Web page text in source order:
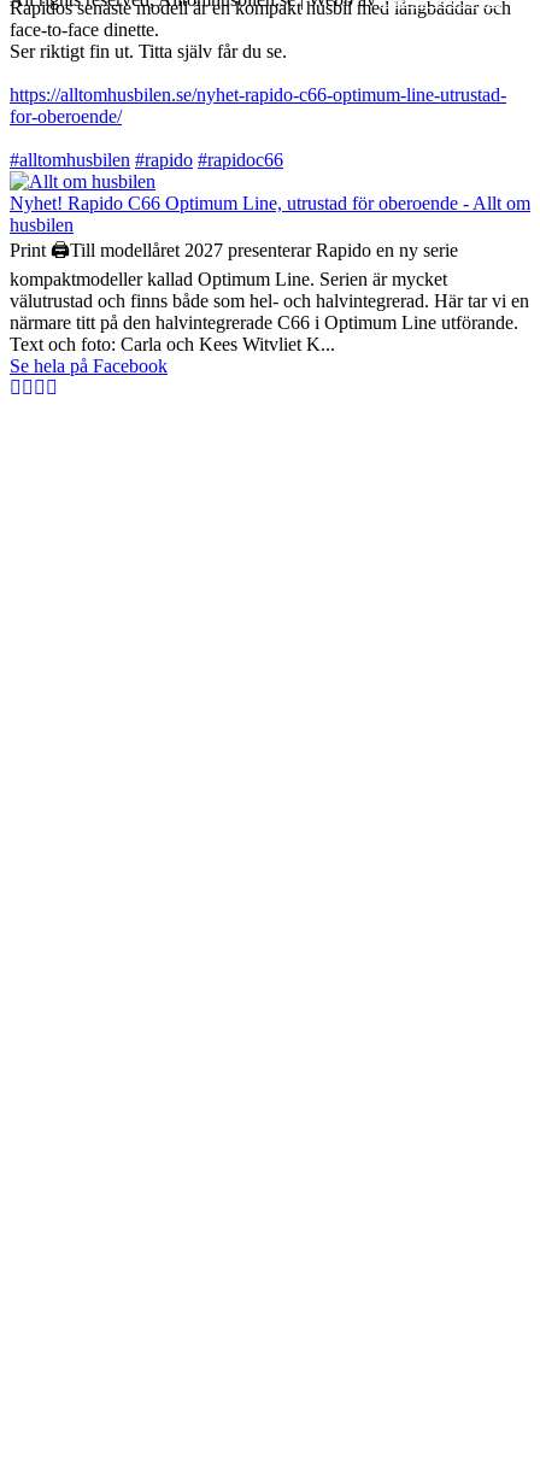
Rapidos senaste modell är en kompakt husbil med långbäddar och
face-to-face dinette.
Ser riktigt fin ut. Titta själv får du se.
https://alltomhusbilen.se/nyhet-rapido-c66-optimum-line-utrustad-
for-oberoende/
#alltomhusbilen #rapido #rapidoc66
Nyhet! Rapido C66 Optimum Line, utrustad för oberoende - Allt om
husbilen
Print 🖨Till modellåret 2027 presenterar Rapido en ny serie
kompaktmodeller kallad Optimum Line. Serien är mycket
välutrustad och finns både som hel- och halvintegrerad. Här tar vi en
närmare titt på den halvintegrerade C66 i Optimum Line utförande.
Text och foto: Carla och Kees Witvliet K...
Se hela på Facebook